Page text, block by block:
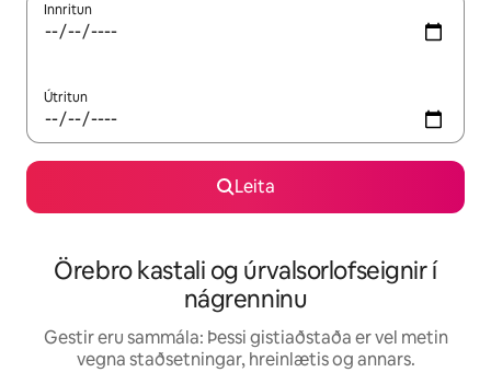
Innritun
Útritun
Leita
Örebro kastali og úrvalsorlofseignir í
nágrenninu
Gestir eru sammála: Þessi gistiaðstaða er vel metin
vegna staðsetningar, hreinlætis og annars.